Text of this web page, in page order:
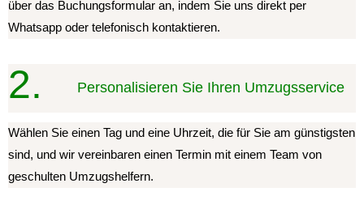
über das Buchungsformular an, indem Sie uns direkt per
Whatsapp oder telefonisch kontaktieren.
2. Personalisieren Sie Ihren Umzugsservice
Wählen Sie einen Tag und eine Uhrzeit, die für Sie am günstigsten
sind, und wir vereinbaren einen Termin mit einem Team von
geschulten Umzugshelfern.